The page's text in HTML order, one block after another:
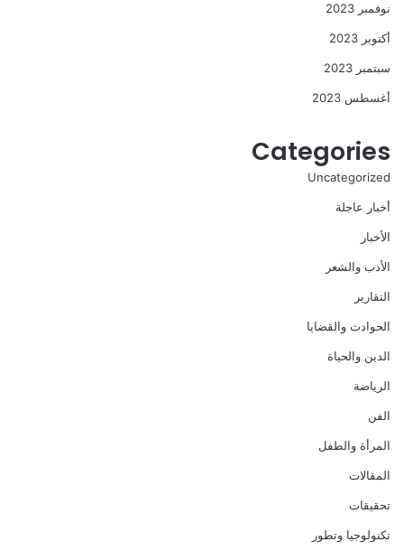
نوفمبر 2023
أكتوبر 2023
سبتمبر 2023
أغسطس 2023
Categories
Uncategorized
أخبار عاجلة
الأخبار
الأدب والشعر
التقارير
الحوادث والقضايا
الدين والحياة
الرياضة
الفن
المرأة والطفل
المقالات
تحقيقات
تكنولوجيا وتطور